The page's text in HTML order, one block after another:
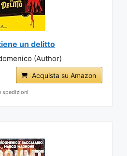
un delitto
(Author)
Acquista su Amazon
spedizioni